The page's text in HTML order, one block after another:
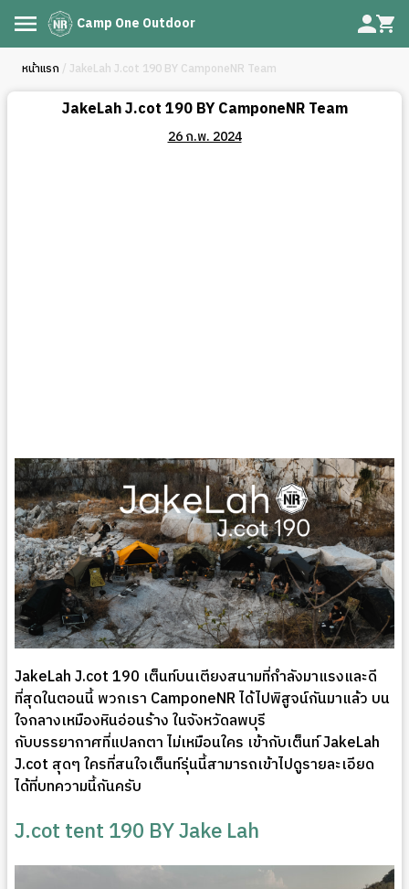
Camp One Outdoor
หน้าแรก / JakeLah J.cot 190 BY CamponeNR Team
JakeLah J.cot 190 BY CamponeNR Team
26 ก.พ. 2024
JakeLah J.cot 190 เต็นท์บนเตียงสนามที่กำลังมาแรงและดี
ที่สุดในตอนนี้ พวกเรา CamponeNR ได้ไปพิสูจน์กันมาแล้ว บน
ใจกลางเหมืองหินอ่อนร้าง ในจังหวัดลพบุรี
กับบรรยากาศที่แปลกตา ไม่เหมือนใคร เข้ากับเต็นท์ JakeLah
J.cot สุดๆ ใครที่สนใจเต็นท์รุ่นนี้สามารถเข้าไปดูรายละเอียด
ได้ที่บทความนี้กันครับ
J.cot tent 190 BY Jake Lah